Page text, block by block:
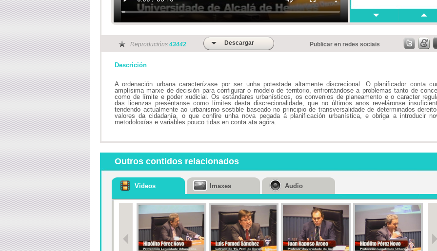
Reproducións 43442 Descargar Publicar en redes sociais
Descrición
A ordenación urbana caracterízase por ser unha potestade altamente discrecional. O planificador conta
amplísima marxe de decisión para configurar o modelo de territorio, enfrontándose a problemas tanto de
como de límite e poder xudicial. Os estándares urbanísticos, os convenios de planeamento e o caracter
das licenzas preséntanse como límites desta discrecionalidade, que no últimos anos reveláronse
tendendo actualmente ao urbanismo sostible baseado no principio de transversalidade de determinados
valores da cidadanía, o que confire unha nova pegada á planificación urbanística, e obriga a introducir
metodoloxías e variables pouco tidas en conta ata agora.
Outros contidos relacionados
Videos Imaxes Audio